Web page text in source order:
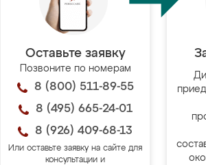
Оставьте заявку
Позвоните по номерам
8 (800) 511-89-55
8 (495) 665-24-01
8 (926) 409-68-13
Или оставьте заявку на сайте для
консультации и